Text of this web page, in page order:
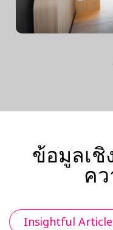
ข้อมูลเชิ
ค
Insightful